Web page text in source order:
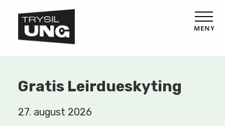
MENY
Gratis Leirdueskyting
27. august 2026